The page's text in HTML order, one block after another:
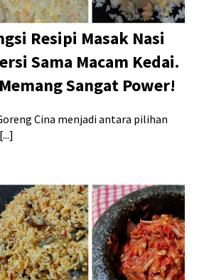
Resipi Masak Nasi
Sama Macam Kedai.
Sangat Power!
Cina menjadi antara pilihan